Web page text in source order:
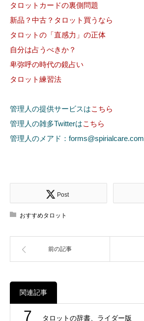
タロットカードの裏側問題
新品？中古？タロット買うなら
タロットの「直感力」の正体
自分は占うべきか？
卑弥呼の時代の鏡占い
タロット練習法
管理人の提供サービスはこちら
管理人の雑多Twitterはこちら
管理人のメアド：forms@spirialcare.com
Post
おすすめタロット
前の記事
関連記事
7 タロットの辞書、ライダー版